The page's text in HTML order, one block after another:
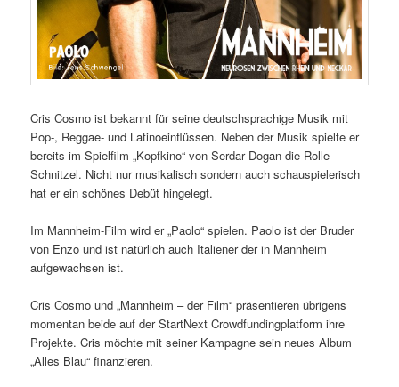
Cris Cosmo ist bekannt für seine deutschsprachige Musik mit
Pop-, Reggae- und Latinoeinflüssen. Neben der Musik spielte er
bereits im Spielfilm „Kopfkino“ von Serdar Dogan die Rolle
Schnitzel. Nicht nur musikalisch sondern auch schauspielerisch
hat er ein schönes Debüt hingelegt.
Im Mannheim-Film wird er „Paolo“ spielen. Paolo ist der Bruder
von Enzo und ist natürlich auch Italiener der in Mannheim
aufgewachsen ist.
Cris Cosmo und „Mannheim – der Film“ präsentieren übrigens
momentan beide auf der StartNext Crowdfundingplatform ihre
Projekte. Cris möchte mit seiner Kampagne sein neues Album
„Alles Blau“ finanzieren.